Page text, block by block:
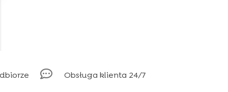
 Obsługa klienta 24/7